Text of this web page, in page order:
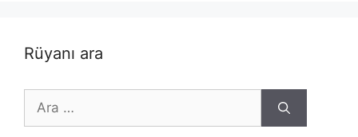
Rüyanı ara
için